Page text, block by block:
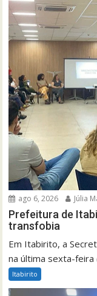
ago 6, 2026 Júlia
Prefeitura de
transfobia
Em Itabirito, a
na última sexta-feira
Itabirito